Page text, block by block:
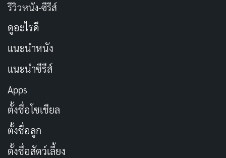
รีวิวหนัง-ซีรีส์
ดูอะไรดี
แนะนำหนัง
แนะนำซีรีส์
Apps
ตั้งชื่อโซเชียล
ตั้งชื่อลูก
ตั้งชื่อสัตว์เลี้ยง